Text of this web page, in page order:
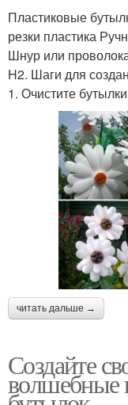
Пластиковые
резки пластика
Шнур или
H2. Шаги для
1. Очистите
читать дальше →
Создайте
волшебные